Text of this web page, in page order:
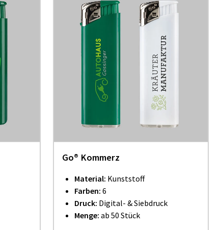
Go® Kommerz
Material: Kunststoff
Farben: 6
Druck: Digital- & Siebdruck
Menge: ab 50 Stück